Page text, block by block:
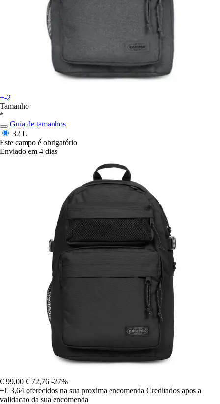
+-2
Tamanho
*
Guia de tamanhos
32 L
Este campo é obrigatório
Enviado em 4 dias
€ 99,00 € 72,76 -27%
+€ 3,64 oferecidos na sua proxima encomenda Creditados apos a
validacao da sua encomenda